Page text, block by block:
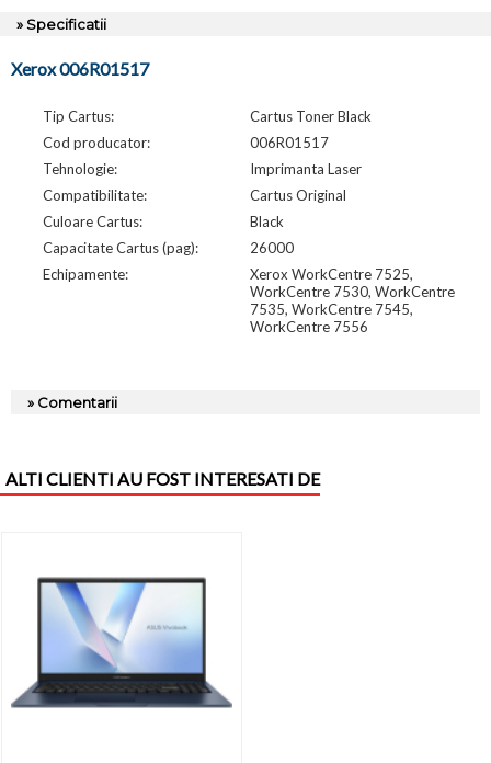
» Specificatii
Xerox 006R01517
Tip Cartus:
Cartus Toner Black
Cod producator:
006R01517
Tehnologie:
Imprimanta Laser
Compatibilitate:
Cartus Original
Culoare Cartus:
Black
Capacitate Cartus (pag):
26000
Echipamente:
Xerox WorkCentre 7525,
WorkCentre 7530, WorkCentre
7535, WorkCentre 7545,
WorkCentre 7556
» Comentarii
ALTI CLIENTI AU FOST INTERESATI DE